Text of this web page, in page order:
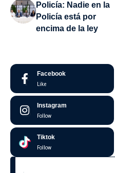
Policía: Nadie en la
Policía está por
encima de la ley
Facebook
Like
Instagram
Follow
Tiktok
Follow